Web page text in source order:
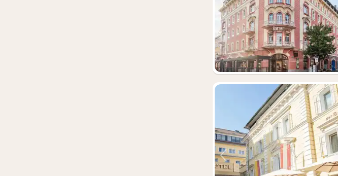
Vorheriges Bild
Vorheriges Bild